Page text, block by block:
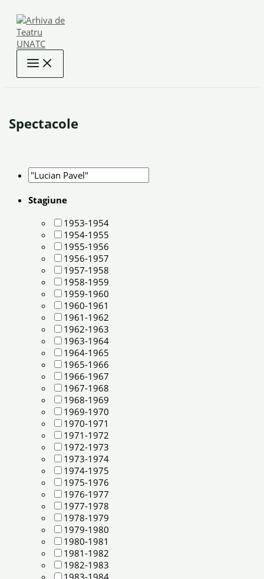
content
Spectacole
Stagiune
1953-1954
1954-1955
1955-1956
1956-1957
1957-1958
1958-1959
1959-1960
1960-1961
1961-1962
1962-1963
1963-1964
1964-1965
1965-1966
1966-1967
1967-1968
1968-1969
1969-1970
1970-1971
1971-1972
1972-1973
1973-1974
1974-1975
1975-1976
1976-1977
1977-1978
1978-1979
1979-1980
1980-1981
1981-1982
1982-1983